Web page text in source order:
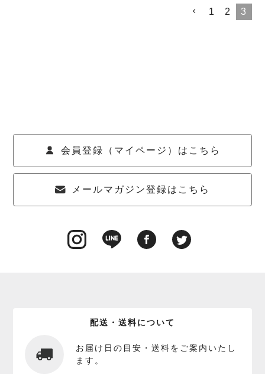
1 2 3
会員登録（マイページ）はこちら
メールマガジン登録はこちら
配送・送料について
お届け日の目安・送料をご案内いたし
ます。